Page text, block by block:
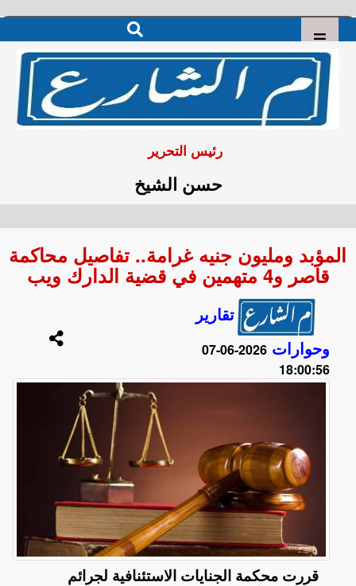
رئيس التحرير
حسن الشيخ
المؤبد ومليون جنيه غرامة.. تفاصيل محاكمة
قاصر و4 متهمين في قضية الدارك ويب
تقارير
وحوارات
2026-06-07
18:00:56
قررت محكمة الجنايات الاستئنافية لجرائم